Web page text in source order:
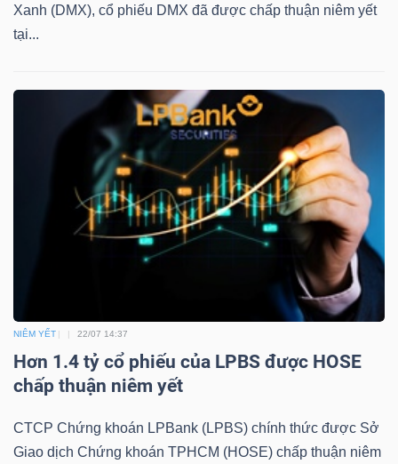
Xanh (DMX), cổ phiếu DMX đã được chấp thuận niêm yết
tại...
NIÊM YẾT 22/07 14:37
Hơn 1.4 tỷ cổ phiếu của LPBS được HOSE
chấp thuận niêm yết
CTCP Chứng khoán LPBank (LPBS) chính thức được Sở
Giao dịch Chứng khoán TPHCM (HOSE) chấp thuận niêm
DỊCH
VỤ
BẤT
ĐỘNG
SẢN
Mã
chứng